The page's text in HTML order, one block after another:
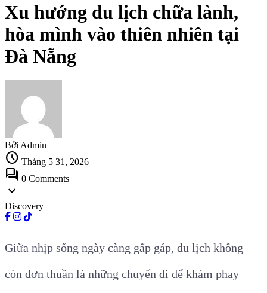
Xu hướng du lịch chữa lành,
hòa mình vào thiên nhiên tại
Đà Nẵng
Bởi Admin
schedule Tháng 5 31, 2026
forum 0 Comments
expand_more
Discovery
Giữa nhịp sống ngày càng gấp gáp, du lịch không
còn đơn thuần là những chuyến đi để khám phay